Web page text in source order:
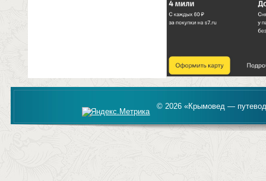
© 2026 «Крымовед —